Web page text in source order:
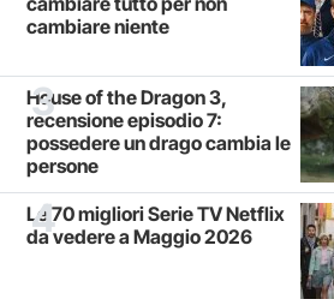
cambiare niente
House of the Dragon 3,
recensione episodio 7:
possedere un drago cambia le
persone
Le 70 migliori Serie TV Netflix
da vedere a Maggio 2026